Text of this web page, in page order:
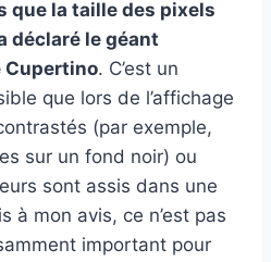
que la taille des pixels
déclaré le géant
Cupertino. C’est un
que lors de l’affichage
(par exemple,
sur un fond noir) ou
sont assis dans une
à mon avis, ce n’est pas
important pour